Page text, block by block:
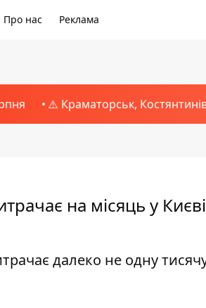
Про нас Реклама
⚠️ Краматорськ,
на місяць у
далеко не одну